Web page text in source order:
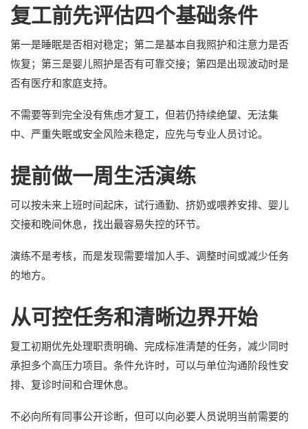
复工前先评估四个基础条件
第一是睡眠是否相对稳定；第二是基本自我照护和注意力是否
恢复；第三是婴儿照护是否有可靠交接；第四是出现波动时是
否有医疗和家庭支持。
不需要等到完全没有焦虑才复工，但若仍持续绝望、无法集
中、严重失眠或安全风险未稳定，应先与专业人员讨论。
提前做一周生活演练
可以按未来上班时间起床，试行通勤、挤奶或喂养安排、婴儿
交接和晚间休息，找出最容易失控的环节。
演练不是考核，而是发现需要增加人手、调整时间或减少任务
的地方。
从可控任务和清晰边界开始
复工初期优先处理职责明确、完成标准清楚的任务，减少同时
承担多个高压力项目。条件允许时，可以与单位沟通阶段性安
排、复诊时间和合理休息。
不必向所有同事公开诊断，但可以向必要人员说明当前需要的